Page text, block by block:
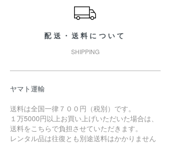
配送・送料について
SHIPPING
ヤマト運輸
送料は全国一律７００円（税別）です。
１万5000円以上お買い上げいただいた場合は、
送料をこちらで負担させていただきます。
レンタル品は往復とも別途送料はかかりません